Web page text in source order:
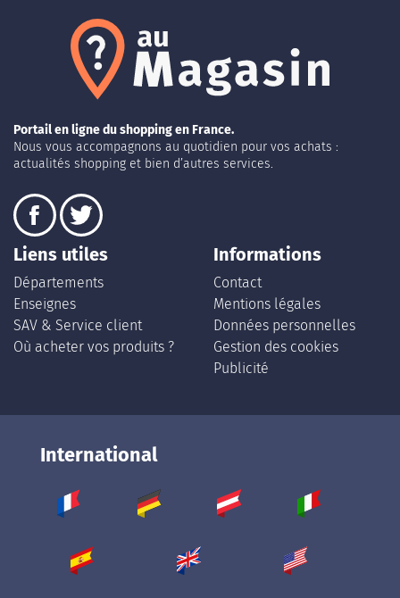
Portail en ligne du shopping en France.
Nous vous accompagnons au quotidien pour vos achats :
actualités shopping et bien d’autres services.
Liens utiles
Départements
Enseignes
SAV & Service client
Où acheter vos produits ?
Informations
Contact
Mentions légales
Données personnelles
Gestion des cookies
Publicité
International